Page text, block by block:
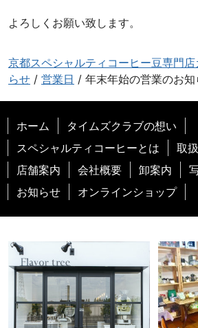
イ
お
い
コ
ヒ
ー
で
地
と
お
様
を
よろしくお願い致します。
京都スペシャルティコーヒー豆専門
らせ / 営業日 / 年末年始の営業のお知
ホーム
タイムズクラブの想い
スペシャルティコーヒーとは
取
店舗案内
会社概要 卸案内
お知らせ
オンラインショップ